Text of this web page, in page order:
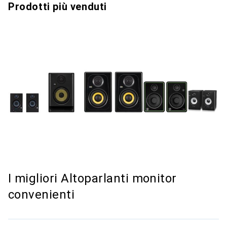
Prodotti più venduti
I migliori Altoparlanti monitor
convenienti